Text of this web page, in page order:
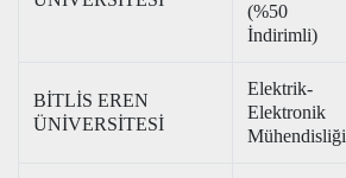
(%50
İndirimli)
BİTLİS EREN
ÜNİVERSİTESİ
Elektrik-
Elektronik
Mühendisliği